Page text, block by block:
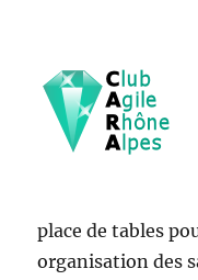
place de tables
organisation des